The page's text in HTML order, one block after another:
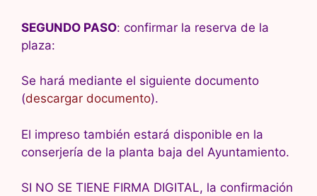
SEGUNDO PASO: confirmar la reserva de la
plaza:
Se hará mediante el siguiente documento
(descargar documento).
El impreso también estará disponible en la
conserjería de la planta baja del Ayuntamiento.
SI NO SE TIENE FIRMA DIGITAL, la confirmación